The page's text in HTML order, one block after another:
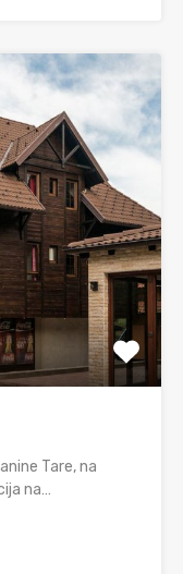
Tare, na
na…